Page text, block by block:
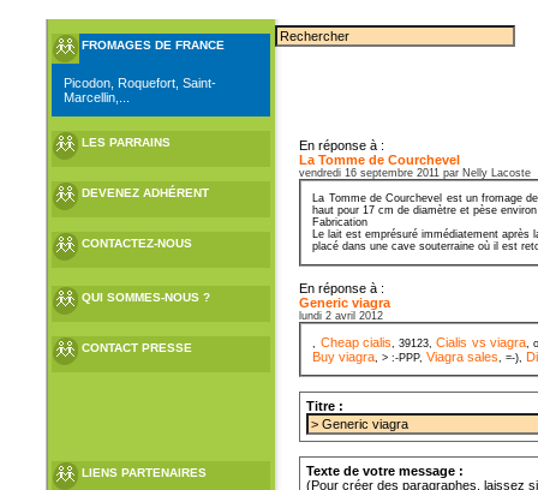
FROMAGES DE FRANCE
Picodon, Roquefort, Saint-
Marcellin,...
LES PARRAINS
DEVENEZ ADHÉRENT
CONTACTEZ-NOUS
QUI SOMMES-NOUS ?
CONTACT PRESSE
LIENS PARTENAIRES
En réponse à :
La Tomme de Courchevel
vendredi 16 septembre 2011 par Nelly Lacoste
La Tomme de Courchevel est un fromage
haut pour 17 cm de diamètre et pèse
Fabrication
Le lait est emprésuré immédiatement
placé dans une cave souterraine où il est
En réponse à :
Generic viagra
lundi 2 avril 2012
, Cheap cialis, 39123,Cialis vs viagra,
Buy viagra, > :-PPP,Viagra sales, =-),
Titre :
Texte de votre message :
(Pour créer des paragraphes, laissez